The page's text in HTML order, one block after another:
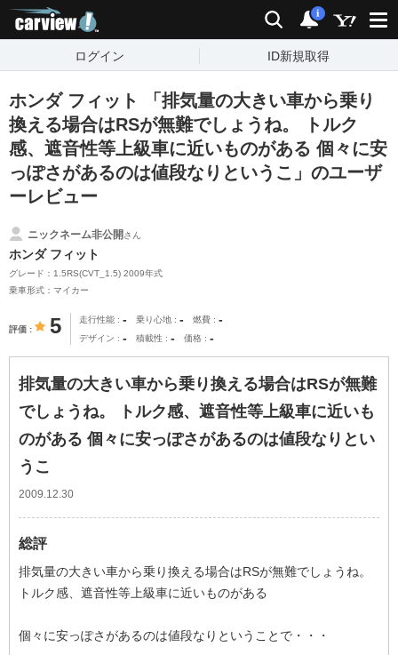
検索 通知
i
ログイン ID新規取得
ホンダ フィット 「排気量の大きい車から乗り
換える場合はRSが無難でしょうね。 トルク
感、遮音性等上級車に近いものがある 個々に安
っぽさがあるのは値段なりというこ」のユーザ
ーレビュー
ニックネーム非公開さん
ホンダ フィット
グレード：1.5RS(CVT_1.5) 2009年式
乗車形式：マイカー
評価 5 走行性能 - 乗り心地 - 燃費 -
デザイン - 積載性 - 価格 -
排気量の大きい車から乗り換える場合はRSが無難
でしょうね。 トルク感、遮音性等上級車に近いも
のがある 個々に安っぽさがあるのは値段なりとい
うこ
2009.12.30
総評
排気量の大きい車から乗り換える場合はRSが無難でしょうね。
トルク感、遮音性等上級車に近いものがある
個々に安っぽさがあるのは値段なりということで・・・